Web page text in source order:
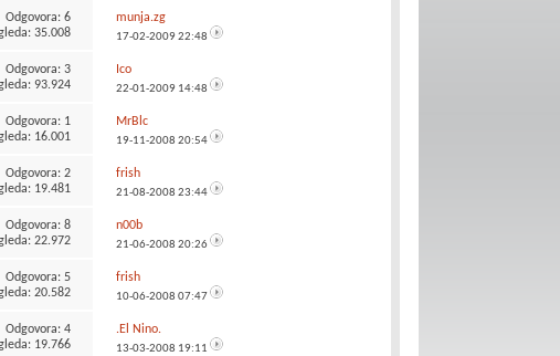
Odgovora: 6
35.008
munja.zg
17-02-200922:48
Odgovora: 3
93.924
Ico
22-01-2009 14:48
Odgovora: 1
16.001
MrBlc
19-11-2008 20:54
Odgovora: 2
19.481
frish
21-08-2008 23:44
Odgovora: 8
22.972
n00b
21-06-2008 20:26
Odgovora: 5
20.582
frish
10-06-2008 07:47
Odgovora: 4
19.766
.El Nino.
13-03-2008 19:11